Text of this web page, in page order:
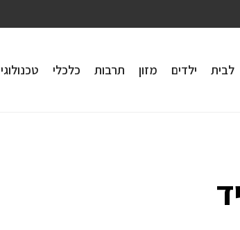
לבית ילדים מזון תרבות כלכלי טכנולוגי